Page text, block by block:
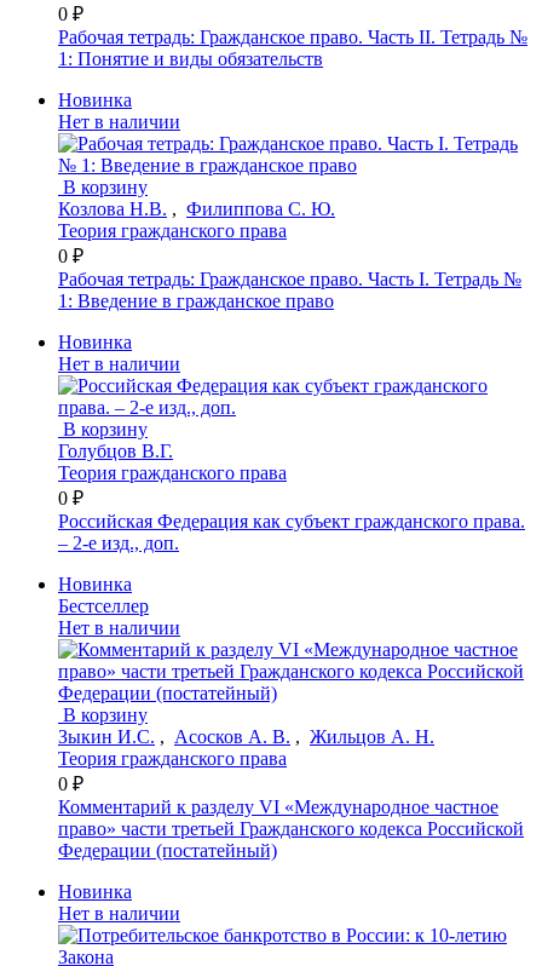
0 ₽
Рабочая тетрадь: Гражданское право. Часть II. Тетрадь №
1: Понятие и виды обязательств
Новинка
Нет в наличии
В корзину
Козлова Н.В. , Филиппова С. Ю.
Теория гражданского права
0 ₽
Рабочая тетрадь: Гражданское право. Часть I. Тетрадь №
1: Введение в гражданское право
Новинка
Нет в наличии
В корзину
Голубцов В.Г.
Теория гражданского права
0 ₽
Российская Федерация как субъект гражданского права.
– 2-е изд., доп.
Новинка
Бестселлер
Нет в наличии
В корзину
Зыкин И.С. , Асосков А. В. , Жильцов А. Н.
Теория гражданского права
0 ₽
Комментарий к разделу VI «Международное частное
право» части третьей Гражданского кодекса Российской
Федерации (постатейный)
Новинка
Нет в наличии